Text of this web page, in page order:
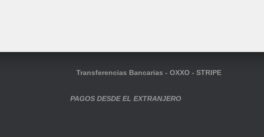
Transferencias Bancarias - OXXO - STRIPE
PAGOS DESDE EL EXTRANJERO